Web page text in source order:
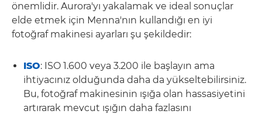
önemlidir. Aurora'yı yakalamak ve ideal sonuçlar
elde etmek için Menna'nın kullandığı en iyi
fotoğraf makinesi ayarları şu şekildedir:
ISO: ISO 1.600 veya 3.200 ile başlayın ama
ihtiyacınız olduğunda daha da yükseltebilirsiniz.
Bu, fotoğraf makinesinin ışığa olan hassasiyetini
artırarak mevcut ışığın daha fazlasını